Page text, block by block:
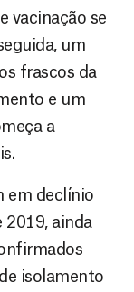
vacinação se
um
frascos da
e um
a
em declínio
2019, ainda
isolamento